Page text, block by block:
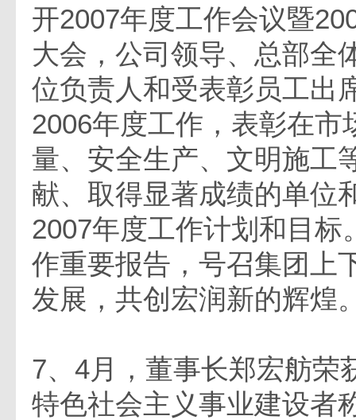
开2007年度工作会议暨
大会，公司领导、总部全
位负责人和受表彰员工出
2006年度工作，表彰在市
量、安全生产、文明施工
献、取得显著成绩的单位
2007年度工作计划和目标
作重要报告，号召集团上
发展，共创宏润新的辉煌
7、4月，董事长郑宏舫荣
特色社会主义事业建设者